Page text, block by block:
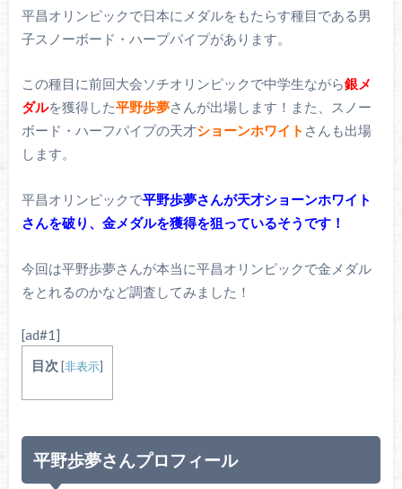
平昌オリンピックで日本にメダルをもたらす種目である男
子スノーボード・ハープパイプがあります。
この種目に前回大会ソチオリンピックで中学生ながら銀メ
ダルを獲得した平野歩夢さんが出場します！また、スノー
ボード・ハーフパイプの天才ショーンホワイト さんも出場
します。
平昌オリンピックで平野歩夢さんが天才ショーンホワイト
さんを破り、金メダルを獲得を狙っているそうです！
今回は平野歩夢さんが本当に平昌オリンピックで金メダル
をとれるのかなど調査してみました！
[ad#1]
目次 [非表示]
平野歩夢さんプロフィール